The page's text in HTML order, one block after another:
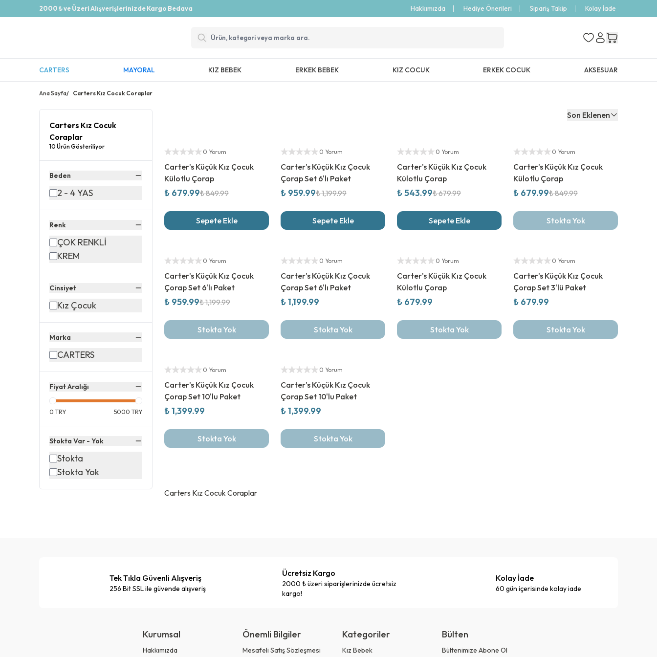
2000 ₺ ve Üzeri Alışverişlerinizde Kargo Bedava Hakkımızda Hediye Önerileri Sipariş Takip Kolay İade
CARTERS MAYORAL KIZ BEBEK ERKEK BEBEK KIZ COCUK ERKEK COCUK AKSESUAR
Ana Sayfa/ Carters Kız Cocuk Coraplar
Carters Kız Cocuk
Coraplar
10 Ürün Gösteriliyor
Beden
2 - 4 YAS
Renk
ÇOK RENKLİ
KREM
Cinsiyet
Kız Çocuk
Marka
CARTERS
Fiyat Aralığı
0 TRY 5000 TRY
Stokta Var - Yok
Stokta
Stokta Yok
Son Eklenen
Yetkili Satıcı
0 Yorum
Carter's Küçük Kız Çocuk
Külotlu Çorap
₺ 679.99₺ 849.99
Sepete Ekle
Yetkili Satıcı
0 Yorum
Carter's Küçük Kız Çocuk
Çorap Set 6'lı Paket
₺ 959.99₺ 1,199.99
Sepete Ekle
Yetkili Satıcı
0 Yorum
Carter's Küçük Kız Çocuk
Külotlu Çorap
₺ 543.99₺ 679.99
Sepete Ekle
Yetkili Satıcı
0 Yorum
Carter's Küçük Kız Çocuk
Külotlu Çorap
₺ 679.99₺ 849.99
Stokta Yok
Yetkili Satıcı
0 Yorum
Carter's Küçük Kız Çocuk
Çorap Set 6'lı Paket
₺ 959.99₺ 1,199.99
Stokta Yok
0 Yorum
Carter's Küçük Kız Çocuk
Çorap Set 6'lı Paket
₺ 1,199.99
Stokta Yok
0 Yorum
Carter's Küçük Kız Çocuk
Külotlu Çorap
₺ 679.99
Stokta Yok
0 Yorum
Carter's Küçük Kız Çocuk
Çorap Set 3'lü Paket
₺ 679.99
Stokta Yok
0 Yorum
Carter's Küçük Kız Çocuk
Çorap Set 10'lu Paket
₺ 1,399.99
Stokta Yok
0 Yorum
Carter's Küçük Kız Çocuk
Çorap Set 10'lu Paket
₺ 1,399.99
Stokta Yok
Carters Kız Cocuk Coraplar
Tek Tıkla Güvenli Alışveriş
256 Bit SSL ile güvende alışveriş
Ücretsiz Kargo
2000 ₺ üzeri siparişlerinizde ücretsiz
kargo!
Kolay İade
60 gün içerisinde kolay iade
Kurumsal
Hakkımızda
Önemli Bilgiler
Mesafeli Satış Sözleşmesi
Kategoriler
Kız Bebek
Bülten
Bültenimize Abone Ol